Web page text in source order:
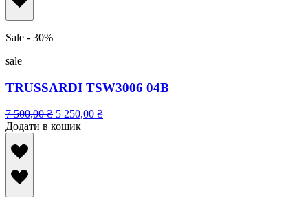
Sale - 30%
sale
TRUSSARDI TSW3006 04B
7 500,00₴ 5 250,00 ₴
Додати в кошик